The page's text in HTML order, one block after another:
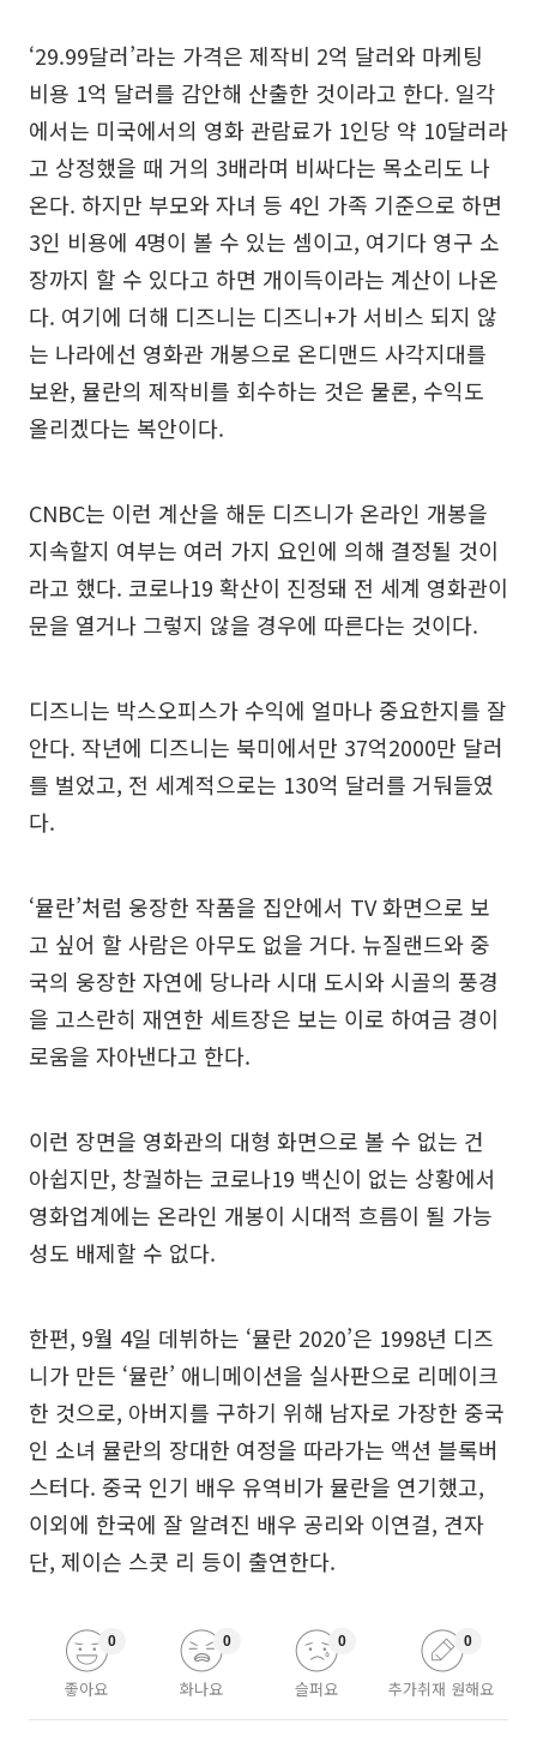
‘29.99달러’라는 가격은 제작비 2억 달러와 마케팅
비용 1억 달러를 감안해 산출한 것이라고 한다. 일각
에서는 미국에서의 영화 관람료가 1인당 약 10달러라
고 상정했을 때 거의 3배라며 비싸다는 목소리도 나
온다. 하지만 부모와 자녀 등 4인 가족 기준으로 하면
3인 비용에 4명이 볼 수 있는 셈이고, 여기다 영구 소
장까지 할 수 있다고 하면 개이득이라는 계산이 나온
다. 여기에 더해 디즈니는 디즈니+가 서비스 되지 않
는 나라에선 영화관 개봉으로 온디맨드 사각지대를
보완, 뮬란의 제작비를 회수하는 것은 물론, 수익도
올리겠다는 복안이다.
CNBC는 이런 계산을 해둔 디즈니가 온라인 개봉을
지속할지 여부는 여러 가지 요인에 의해 결정될 것이
라고 했다. 코로나19 확산이 진정돼 전 세계 영화관이
문을 열거나 그렇지 않을 경우에 따른다는 것이다.
디즈니는 박스오피스가 수익에 얼마나 중요한지를 잘
안다. 작년에 디즈니는 북미에서만 37억2000만 달러
를 벌었고, 전 세계적으로는 130억 달러를 거둬들였
다.
‘뮬란’처럼 웅장한 작품을 집안에서 TV 화면으로 보
고 싶어 할 사람은 아무도 없을 거다. 뉴질랜드와 중
국의 웅장한 자연에 당나라 시대 도시와 시골의 풍경
을 고스란히 재연한 세트장은 보는 이로 하여금 경이
로움을 자아낸다고 한다.
이런 장면을 영화관의 대형 화면으로 볼 수 없는 건
아쉽지만, 창궐하는 코로나19 백신이 없는 상황에서
영화업계에는 온라인 개봉이 시대적 흐름이 될 가능
성도 배제할 수 없다.
한편, 9월 4일 데뷔하는 ‘뮬란 2020’은 1998년 디즈
니가 만든 ‘뮬란’ 애니메이션을 실사판으로 리메이크
한 것으로, 아버지를 구하기 위해 남자로 가장한 중국
인 소녀 뮬란의 장대한 여정을 따라가는 액션 블록버
스터다. 중국 인기 배우 유역비가 뮬란을 연기했고,
이외에 한국에 잘 알려진 배우 공리와 이연걸, 견자
단, 제이슨 스콧 리 등이 출연한다.
좋아요
0
화나요
0
슬퍼요
0
추가취재 원해요
0